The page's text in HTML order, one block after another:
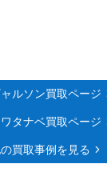
ルソン買取ページ
タナベ買取ページ
買取事例を見る